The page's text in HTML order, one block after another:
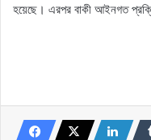
হয়েছে। এরপর বাকী আইনগত